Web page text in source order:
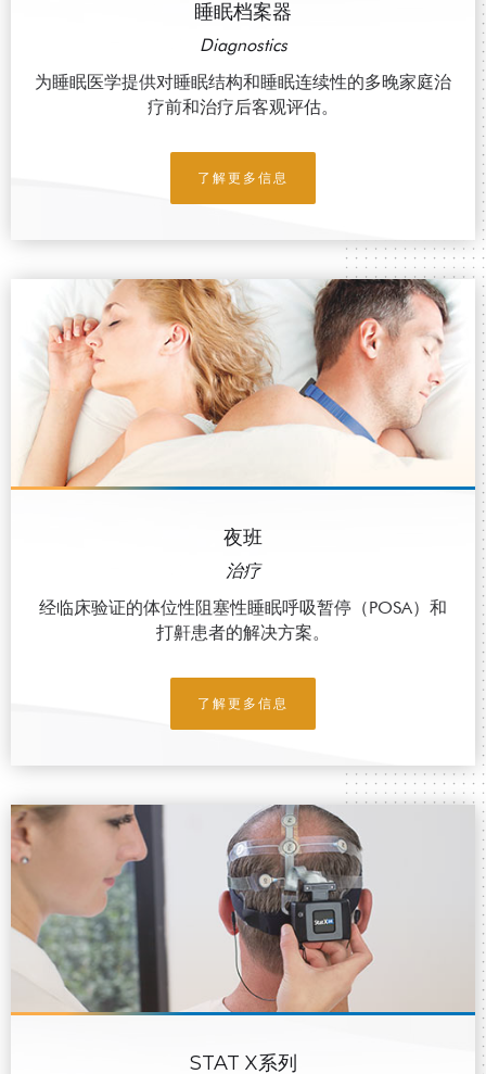
睡眠档案器
Diagnostics
为睡眠医学提供对睡眠结构和睡眠连续性的多晚家庭治
疗前和治疗后客观评估。
了解更多信息
夜班
治疗
经临床验证的体位性阻塞性睡眠呼吸暂停（POSA）和
打鼾患者的解决方案。
了解更多信息
STAT X系列